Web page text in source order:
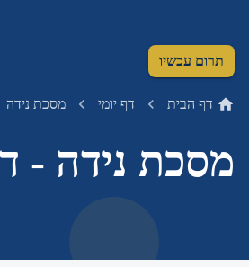
תרום עכשיו
דף הבית דף יומי מסכת נידה
מסכת נידה -